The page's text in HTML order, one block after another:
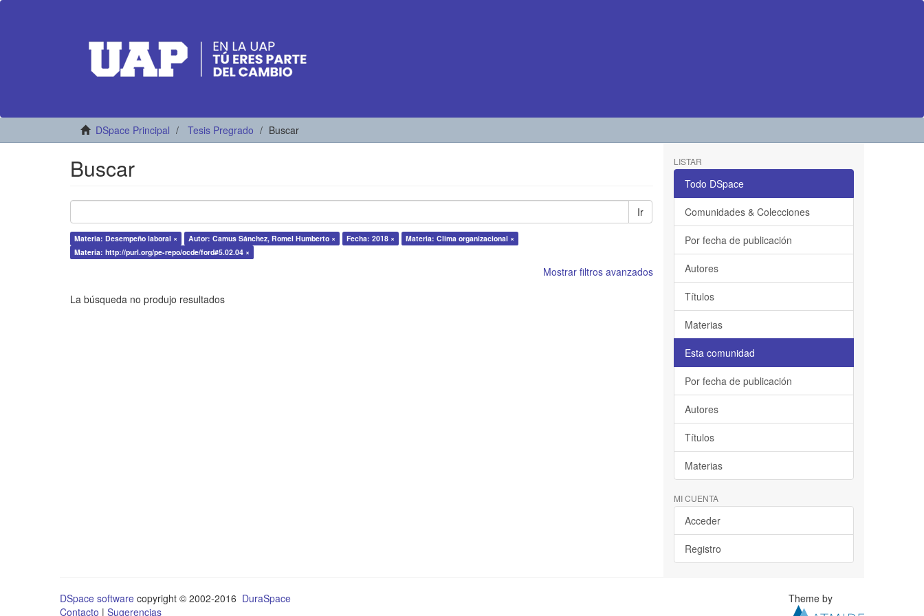
DSpace Principal Tesis Pregrado Buscar
Buscar
Ir
Materia: Desempeño laboral × Autor: Camus Sánchez, Romel Humberto × Fecha: 2018 ×
Materia: Clima organizacional ×
Materia: http://purl.org/pe-repo/ocde/ford#5.02.04 ×
Mostrar filtros avanzados
La búsqueda no produjo resultados
LISTAR
Todo DSpace
Comunidades & Colecciones
Por fecha de publicación
Autores
Títulos
Materias
Esta comunidad
Por fecha de publicación
Autores
Títulos
Materias
MI CUENTA
Acceder
Registro
DSpace software copyright © 2002-2016 DuraSpace
Contacto | Sugerencias
Theme by